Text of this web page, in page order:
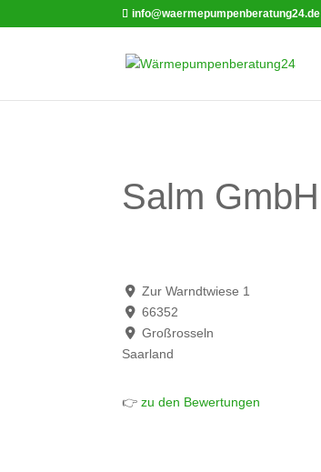
info@waermepumpenberatung24.de
Salm GmbH
Zur Warndtwiese 1
66352
Großrosseln
Saarland
👉 zu den Bewertungen